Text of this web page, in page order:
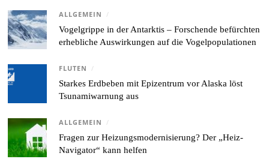
ALLGEMEIN /
Vogelgrippe in der Antarktis – Forschende befürchten
erhebliche Auswirkungen auf die Vogelpopulationen
FLUTEN /
Starkes Erdbeben mit Epizentrum vor Alaska löst
Tsunamiwarnung aus
ALLGEMEIN /
Fragen zur Heizungsmodernisierung? Der „Heiz-
Navigator“ kann helfen